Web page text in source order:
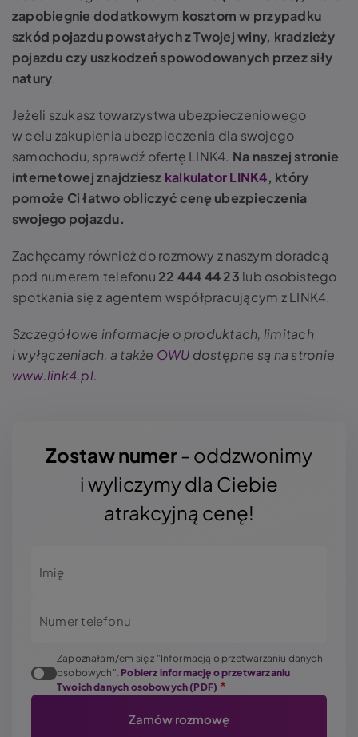
zapobiegnie dodatkowym kosztom w przypadku
szkód pojazdu powstałych z Twojej winy, kradzieży
pojazdu czy uszkodzeń spowodowanych przez siły
natury.
Jeżeli szukasz towarzystwa ubezpieczeniowego
w celu zakupienia ubezpieczenia dla swojego
samochodu, sprawdź ofertę LINK4. Na naszej stronie
internetowej znajdziesz kalkulator LINK4, który
pomoże Ci łatwo obliczyć cenę ubezpieczenia
swojego pojazdu.
Zachęcamy również do rozmowy z naszym doradcą
pod numerem telefonu 22 444 44 23 lub osobistego
spotkania się z agentem współpracującym z LINK4.
Szczegółowe informacje o produktach, limitach
i wyłączeniach, a także OWU dostępne są na stronie
www.link4.pl.
Zostaw numer- oddzwonimy
i wyliczymy dla Ciebie
atrakcyjną cenę!
Imię
Numer telefonu
Zapoznałam/em się z "Informacją o przetwarzaniu danych
osobowych". Pobierz informację o przetwarzaniu
Twoich danych osobowych (PDF)